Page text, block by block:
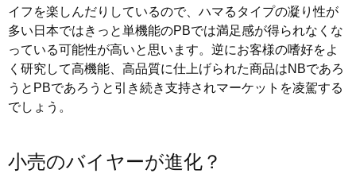
イフを楽しんだりしているので、ハマるタイプの凝り性が
多い日本ではきっと単機能のPBでは満足感が得られなくな
っている可能性が高いと思います。逆にお客様の嗜好をよ
く研究して高機能、高品質に仕上げられた商品はNBであろ
うとPBであろうと引き続き支持されマーケットを凌駕する
でしょう。
小売のバイヤーが進化？